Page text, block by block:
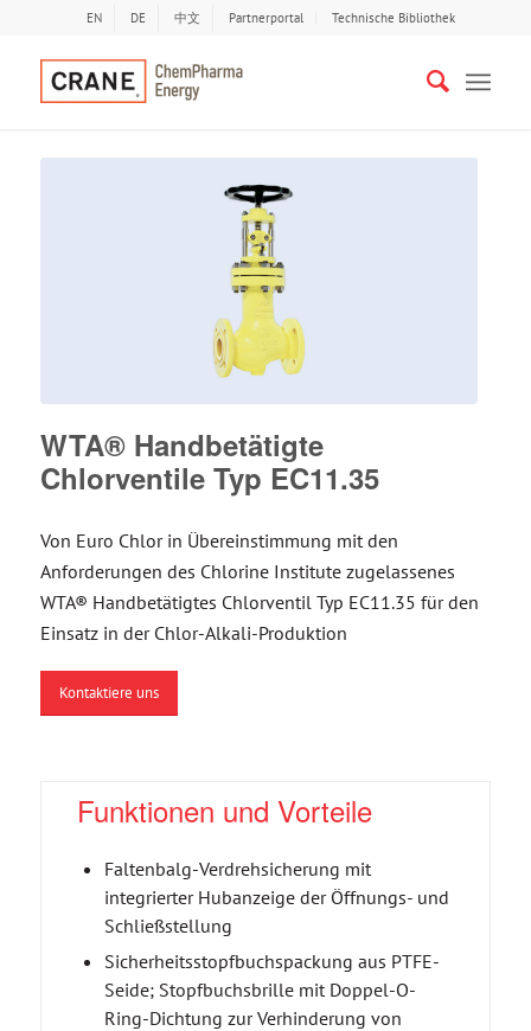
EN DE 中文 Partnerportal Technische Bibliothek
WTA® Handbetätigte
Chlorventile Typ EC11.35
Von Euro Chlor in Übereinstimmung mit den
Anforderungen des Chlorine Institute zugelassenes
WTA® Handbetätigtes Chlorventil Typ EC11.35 für den
Einsatz in der Chlor-Alkali-Produktion
Kontaktiere uns
Funktionen und Vorteile
Faltenbalg-Verdrehsicherung mit
integrierter Hubanzeige der Öffnungs- und
Schließstellung
Sicherheitsstopfbuchspackung aus PTFE-
Seide; Stopfbuchsbrille mit Doppel-O-
Ring-Dichtung zur Verhinderung von